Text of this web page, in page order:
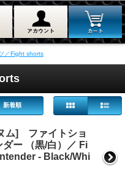
／Fight shorts
新着順
ム] ファイトショ
ー （黒/白）／ Fi
- Black/Whi